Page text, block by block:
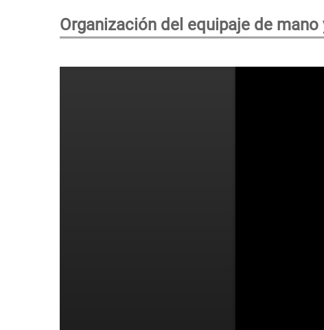
Organización del equipaje de mano